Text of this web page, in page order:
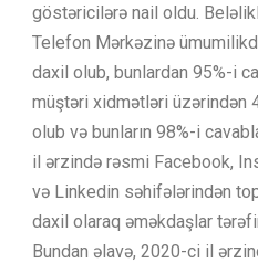
göstəricilərə nail oldu.
Telefon Mərkəzinə
daxil olub, bunlardan 95%-i
müştəri xidmətləri üzərindən
olub və bunların 98%-i
il ərzində rəsmi Facebook,
və Linkedin səhifələrindən
daxil olaraq əməkdaşlar
Bundan əlavə, 2020-ci il